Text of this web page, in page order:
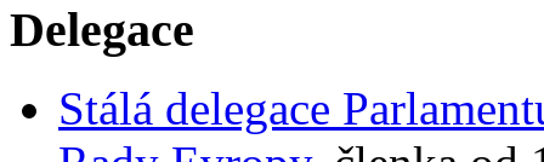
Delegace
Stálá delegace